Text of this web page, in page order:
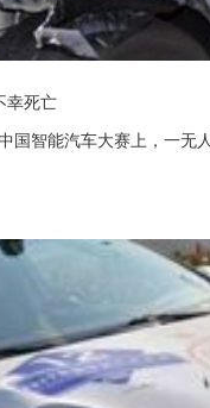
幸死亡
智能汽车大赛上，一无